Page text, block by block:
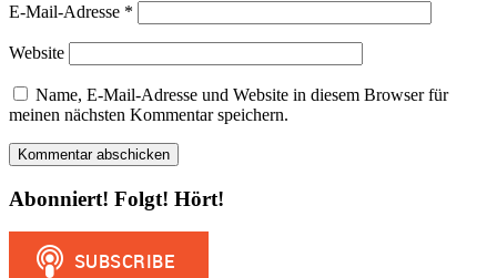
E-Mail-Adresse *
Website
Name, E-Mail-Adresse und Website in diesem Browser für
meinen nächsten Kommentar speichern.
Abonniert! Folgt! Hört!